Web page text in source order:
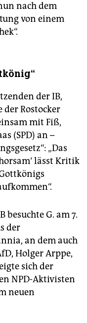
nach dem
von einem
der IB,
der Rostocker
mit Fiß,
(SPD) an –
„Das
lässt Kritik
G. am 7.
der
an dem auch
Holger Arppe,
sich der
NPD-Aktivisten
neuen